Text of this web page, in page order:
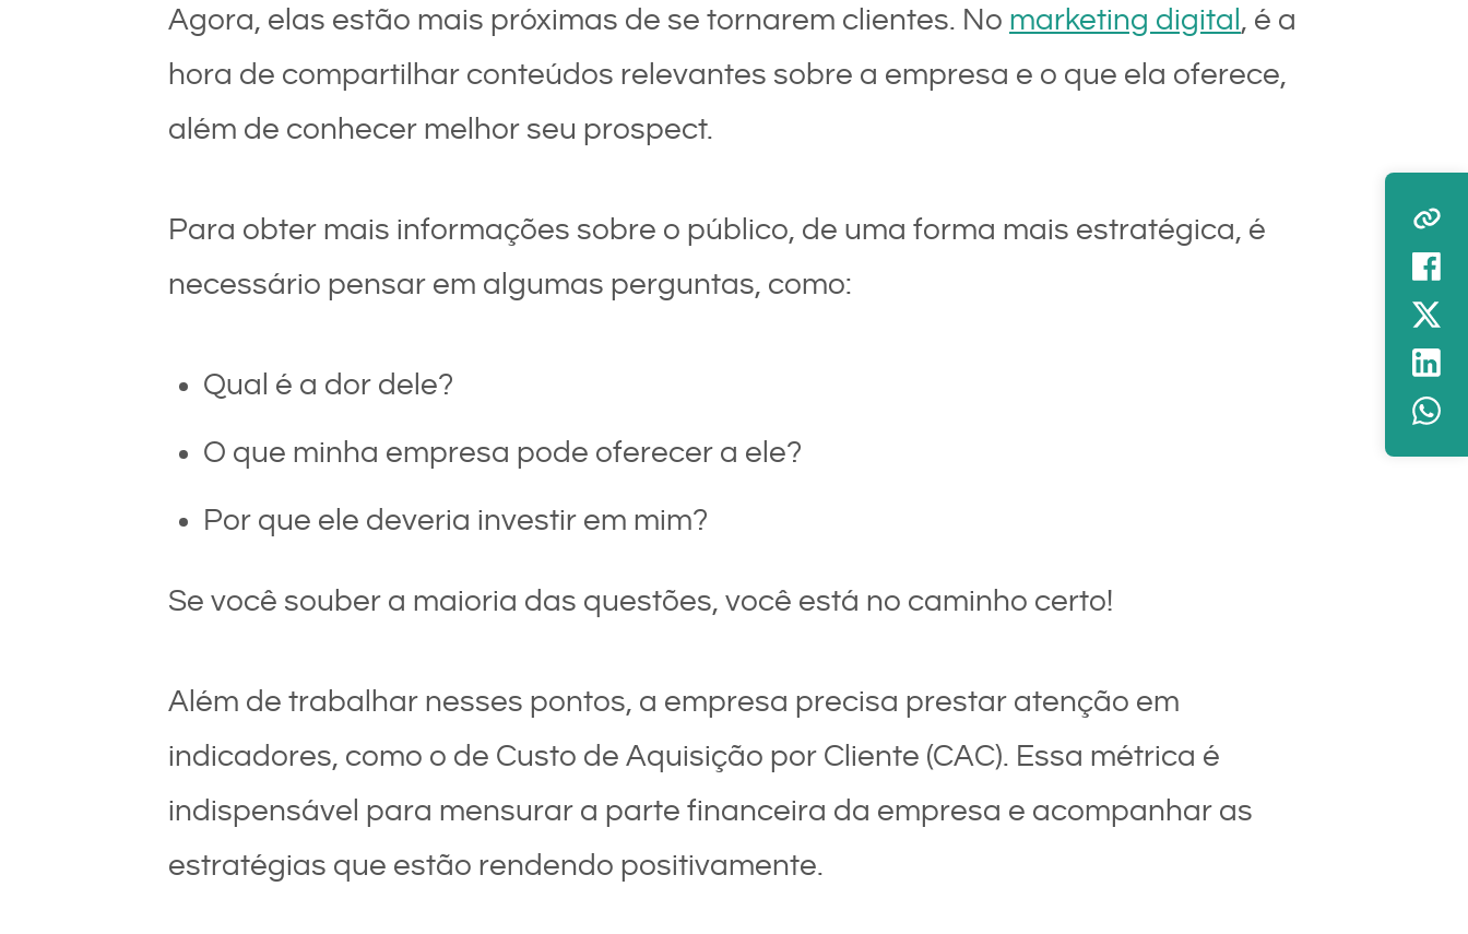
Agora, elas estão mais próximas de se tornarem clientes. No marketing digital , é a
hora de compartilhar conteúdos relevantes sobre a empresa e o que ela oferece,
além de conhecer melhor seu prospect.
Para obter mais informações sobre o público, de uma forma mais estratégica, é
necessário pensar em algumas perguntas, como:
Qual é a dor dele?
O que minha empresa pode oferecer a ele?
Por que ele deveria investir em mim?
Se você souber a maioria das questões, você está no caminho certo!
Além de trabalhar nesses pontos, a empresa precisa prestar atenção em
indicadores, como o de Custo de Aquisição por Cliente (CAC). Essa métrica é
indispensável para mensurar a parte financeira da empresa e acompanhar as
estratégias que estão rendendo positivamente.